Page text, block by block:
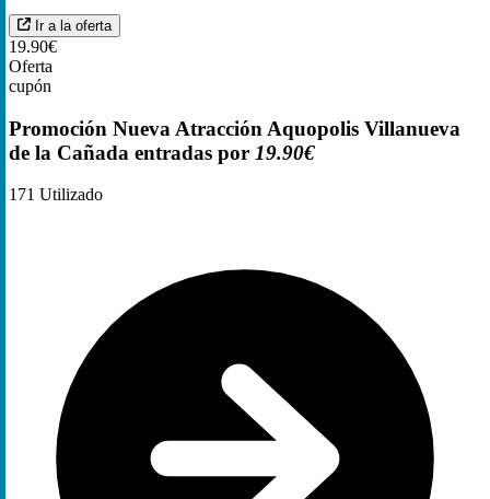
Ir a la oferta
19.90€
Oferta
cupón
Promoción Nueva Atracción Aquopolis Villanueva
de la Cañada entradas por 19.90€
171 Utilizado